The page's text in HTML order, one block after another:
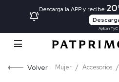
Descarga la APP y recibe
Aplican TyC
Volver Mujer Accesorios